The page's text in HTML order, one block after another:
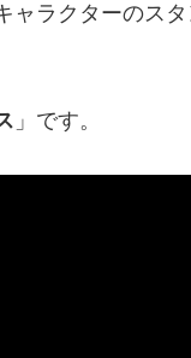
ラクターのス
」です。